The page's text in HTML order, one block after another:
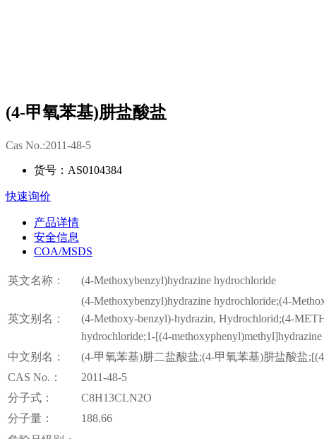
(4-甲氧苯基)肼盐酸盐
Cas No.:2011-48-5
货号：AS0104384
快速询价
产品详情
安全信息
COA/MSDS
英文名称： (4-Methoxybenzyl)hydrazine hydrochloride
英文别名：
(4-Methoxybenzyl)hydrazine hydrochloride;(4-
(4-Methoxy-benzyl)-hydrazin, Hydrochlorid;(4-
hydrochloride;1-[(4-
中文别名：
(4-甲氧苯基)肼二盐酸盐;(4-甲氧苯基)肼盐酸盐
CAS No.：
2011-48-5
分子式：
C8H13CLN2O
分子量：
188.66